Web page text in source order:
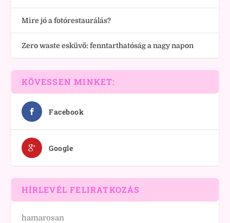
Mire jó a fotórestaurálás?
Zero waste esküvő: fenntarthatóság a nagy napon
KÖVESSEN MINKET:
Facebook
Google
HÍRLEVÉL FELIRATKOZÁS
hamarosan